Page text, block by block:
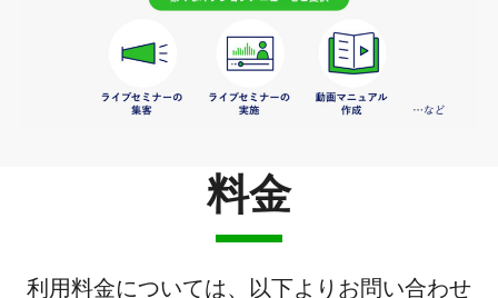
料金
利用料金については、以下よりお問い合わせ